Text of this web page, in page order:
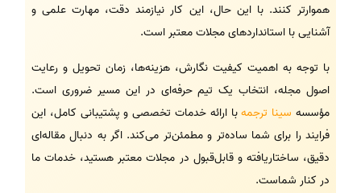
هموارتر کنند. با این حال، این کار نیازمند دقت، مهارت علمی و
آشنایی با استانداردهای مجلات معتبر است.
با توجه به اهمیت کیفیت نگارش، هزینه‌ها، زمان تحویل و رعایت
اصول مجله، انتخاب یک تیم حرفه‌ای در این مسیر ضروری است.
مؤسسه سینا ترجمهبا ارائه خدمات تخصصی و پشتیبانی کامل، این
فرایند را برای شما ساده‌تر و مطمئن‌تر می‌کند. اگر به دنبال مقاله‌ای
دقیق، ساختاریافته و قابل‌قبول در مجلات معتبر هستید، خدمات ما
در کنار شماست.